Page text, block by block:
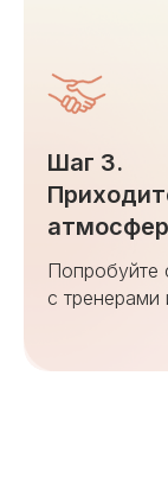
Шаг 3.
Попробуйте
с тренерами